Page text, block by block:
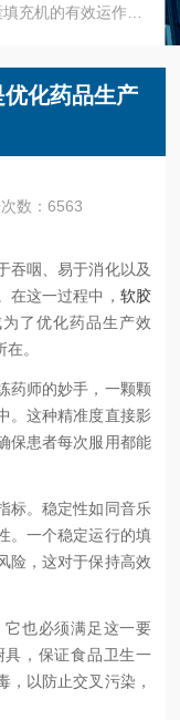
效运作是优化药品生产效率的关键
化药品生产
数：6563
咽、易于消化以及
在这一过程中， 软胶
了优化药品生产效
。
师的妙手，一颗颗
。这种精准度直接影
保患者每次服用都能
。稳定性如同音乐
。一个稳定运行的填
险，这对于保持高效
也必须满足这一要
，保证食品卫生一
，以防止交叉污染，